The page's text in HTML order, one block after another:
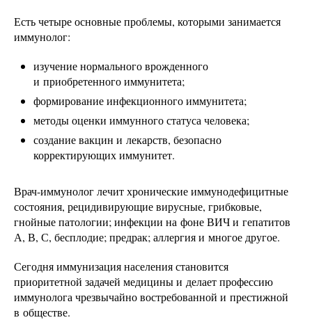
Есть четыре основные проблемы, которыми занимается
иммунолог:
изучение нормального врожденного
и приобретенного иммунитета;
формирование инфекционного иммунитета;
методы оценки иммунного статуса человека;
создание вакцин и лекарств, безопасно
корректирующих иммунитет.
Врач-иммунолог лечит хронические иммунодефицитные
состояния, рецидивирующие вирусные, грибковые,
гнойные патологии; инфекции на фоне ВИЧ и гепатитов
А, В, С, бесплодие; предрак; аллергия и многое другое.
Сегодня иммунизация населения становится
приоритетной задачей медицины и делает профессию
иммунолога чрезвычайно востребованной и престижной
в обществе.